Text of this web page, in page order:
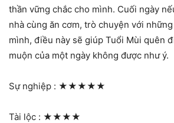
thần vững chắc cho mình. Cuối ngày
nhà cùng ăn cơm, trò chuyện với
mình, điều này sẽ giúp Tuổi Mùi quên
muộn của một ngày không được như ý.
Sự nghiệp : ★★★★★
Tài lộc : ★★★★